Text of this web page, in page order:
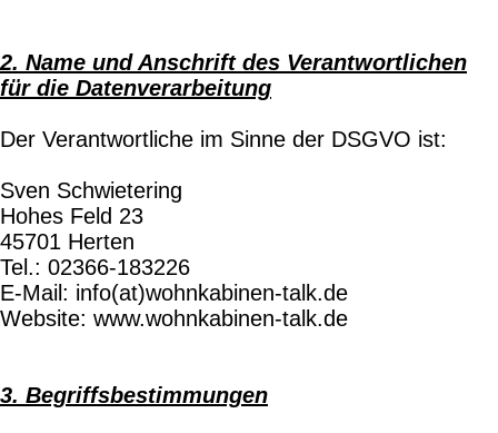
2. Name und Anschrift des Verantwortlichen
für die Datenverarbeitung
Der Verantwortliche im Sinne der DSGVO ist:
Sven Schwietering
Hohes Feld 23
45701 Herten
Tel.: 02366-183226
E-Mail: info(at)wohnkabinen-talk.de
Website: www.wohnkabinen-talk.de
3. Begriffsbestimmungen